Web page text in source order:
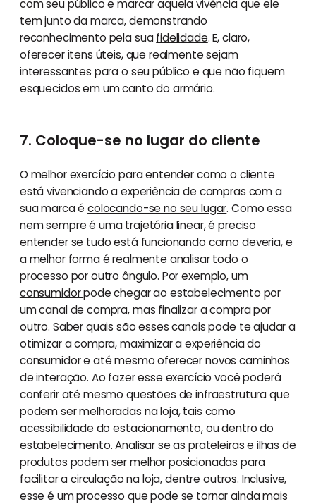
com seu público e marcar aquela vivência que ele
tem junto da marca, demonstrando
reconhecimento pela suafidelidade. E, claro,
oferecer itens úteis, que realmente sejam
interessantes para o seu público e que não fiquem
esquecidos em um canto do armário.
7. Coloque-se no lugar do cliente
O melhor exercício para entender como o cliente
está vivenciando a experiência de compras com a
sua marca écolocando-se no seu lugar. Como essa
nem sempre é uma trajetória linear, é preciso
entender se tudo está funcionando como deveria, e
a melhor forma é realmente analisar todo o
processo por outro ângulo. Por exemplo, um
consumidorpode chegar ao estabelecimento por
um canal de compra, mas finalizar a compra por
outro. Saber quais são esses canais pode te ajudar a
otimizar a compra, maximizar a experiência do
consumidor e até mesmo oferecer novos caminhos
de interação. Ao fazer esse exercício você poderá
conferir até mesmo questões de infraestrutura que
podem ser melhoradas na loja, tais como
acessibilidade do estacionamento, ou dentro do
estabelecimento. Analisar se as prateleiras e ilhas de
produtos podem sermelhor posicionadas para
facilitar a circulaçãona loja, dentre outros. Inclusive,
esse é um processo que pode se tornar ainda mais